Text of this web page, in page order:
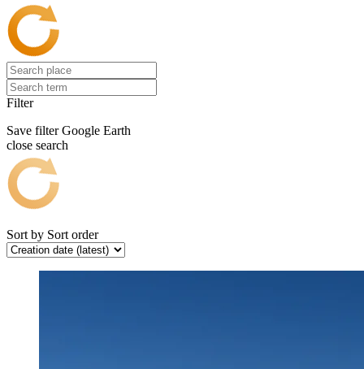
Filter
Save filter Google Earth
close search
Sort by Sort order